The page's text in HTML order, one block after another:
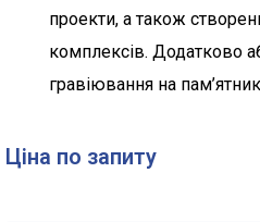
проекти, а також
комплексів. Додатково
гравіювання на
Ціна по запиту